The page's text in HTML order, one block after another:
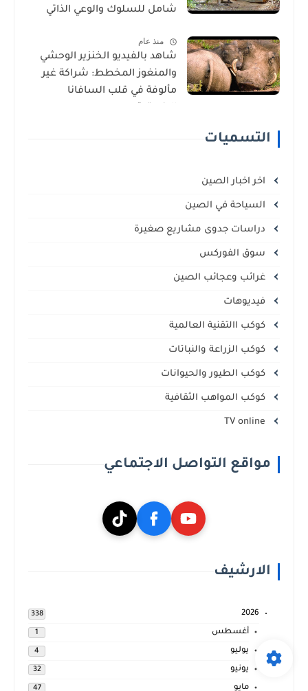
شامل للسلوك والوعي الذاتي
منذ عام
شاهد بالفيديو الخنزير الوحشي
والمنغوز المخطط: شراكة غير
مألوفة في قلب السافانا
التسميات
اخر اخبار الصين
السياحة في الصين
دراسات جدوى مشاريع صغيرة
سوق الفوركس
غرائب وعجائب الصين
فيديوهات
كوكب االتقنية العالمية
كوكب الزراعة والنباتات
كوكب الطيور والحيوانات
كوكب المواهب الثقافية
مواقع التواصل الاجتماعي
الارشيف
2026
338
أغسطس 1
يوليو 4
يونيو 32
مايو 47